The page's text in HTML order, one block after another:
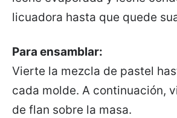
licuadora hasta que quede
Para ensamblar:
Vierte la mezcla de pastel
cada molde. A continuación,
de flan sobre la masa.